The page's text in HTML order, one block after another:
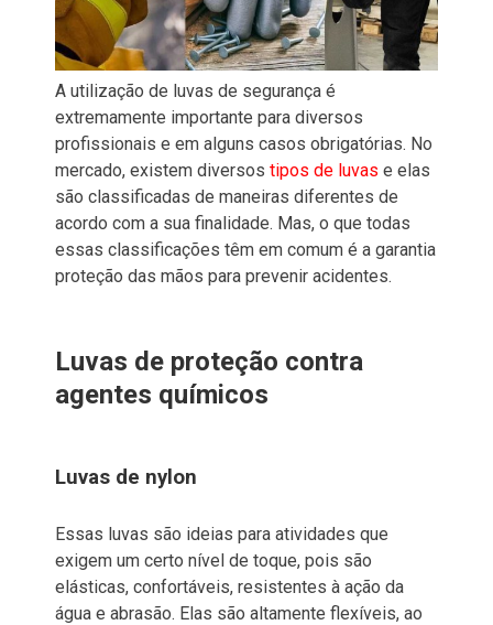
A utilização de luvas de segurança é
extremamente importante para diversos
profissionais e em alguns casos obrigatórias. No
mercado, existem diversos tipos de luvas e elas
são classificadas de maneiras diferentes de
acordo com a sua finalidade. Mas, o que todas
essas classificações têm em comum é a garantia
proteção das mãos para prevenir acidentes.
Luvas de proteção contra
agentes químicos
Luvas de nylon
Essas luvas são ideias para atividades que
exigem um certo nível de toque, pois são
elásticas, confortáveis, resistentes à ação da
água e abrasão. Elas são altamente flexíveis, ao